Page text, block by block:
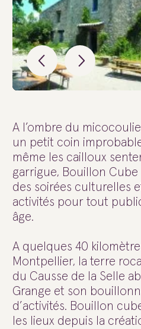
A l’ombre du
un petit coin
même les cailloux
garrigue, Bouillon
des soirées culturelles
activités pour tout
âge.
A quelques 40
Montpellier, la terre
du Causse de la Selle
Grange et son
d’activités. Bouillon
les lieux depuis la